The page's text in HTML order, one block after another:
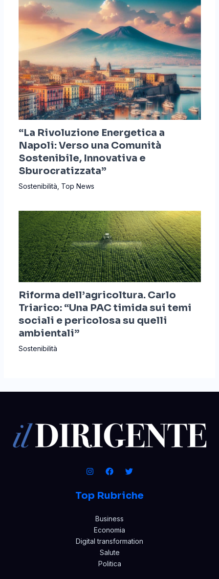
“La Rivoluzione Energetica a
Napoli: Verso una Comunità
Sostenibile, Innovativa e
Sburocratizzata”
Sostenibilità Top News
Riforma dell’agricoltura. Carlo
Triarico: “Una PAC timida sui temi
sociali e pericolosa su quelli
ambientali”
Sostenibilità
Top Rubriche
Business
Economia
Digital transformation
Salute
Politica